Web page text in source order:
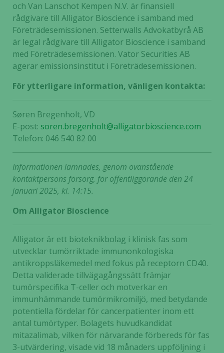
och Van Lanschot Kempen N.V. är finansiell
rådgivare till Alligator Bioscience i samband med
Företrädesemissionen. Setterwalls Advokatbyrå AB
är legal rådgivare till Alligator Bioscience i samband
med Företrädesemissionen. Vator Securities AB
agerar emissionsinstitut i Företrädesemissionen.
För ytterligare information, vänligen kontakta:
Søren Bregenholt, VD
E-post: soren.bregenholt@alligatorbioscience.com
Telefon: 046 540 82 00
Informationen lämnades, genom ovanstående
kontaktpersons försorg, för offentliggörande den 24
januari 2025, kl. 14:15.
Om Alligator Bioscience
Alligator är ett bioteknikbolag i klinisk fas som
utvecklar tumörriktade immunonkologiska
antikroppsläkemedel med fokus på receptorn CD40.
Detta validerade tillvägagångssätt främjar
tumörspecifika T-celler och motverkar en
immunhämmande tumörmikromiljö, med betydande
potentiella fördelar för cancerpatienter inom ett
antal tumörtyper. Bolagets huvudkandidat
mitazalimab, vilken för närvarande förbereds för fas
3-utvärdering, visade vid 18 månaders uppföljning i